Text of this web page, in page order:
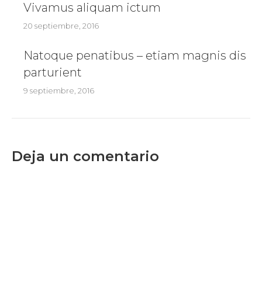
Vivamus aliquam ictum
20 septiembre, 2016
Natoque penatibus – etiam magnis dis
parturient
9 septiembre, 2016
Deja un comentario